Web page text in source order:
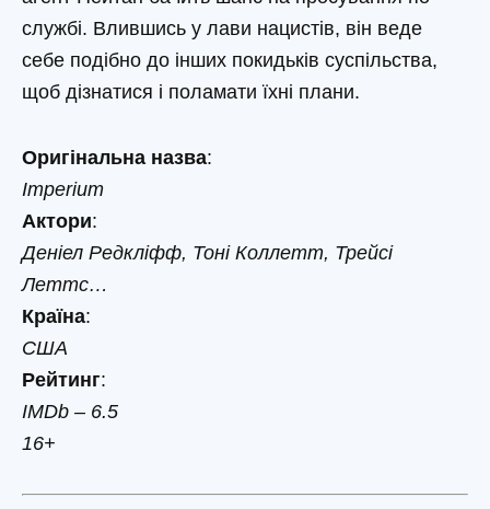
службі. Влившись у лави нацистів, він веде
себе подібно до інших покидьків суспільства,
щоб дізнатися і поламати їхні плани.
Оригінальна назва:
Imperium
Актори:
Деніел Редкліфф, Тоні Коллетт, Трейсі
Леттс…
Країна:
США
Рейтинг:
IMDb – 6.5
16+